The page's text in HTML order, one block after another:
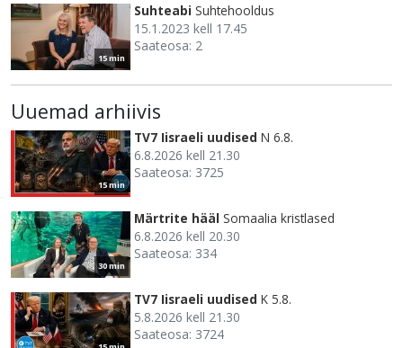
15 min
Suhteabi Suhtehooldus
15.1.2023 kell 17.45
Saateosa: 2
Uuemad arhiivis
15 min
TV7 Iisraeli uudised N 6.8.
6.8.2026 kell 21.30
Saateosa: 3725
30 min
Märtrite hääl Somaalia kristlased
6.8.2026 kell 20.30
Saateosa: 334
TV7 Iisraeli uudised K 5.8.
5.8.2026 kell 21.30
Saateosa: 3724